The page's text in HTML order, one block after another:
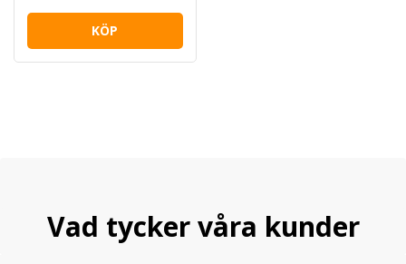
KÖP
Vad tycker våra kunder